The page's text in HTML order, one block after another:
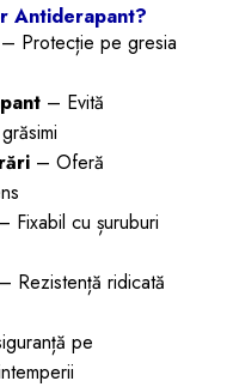
Antiderapant?
– Protecție pe gresia
– Evită
– Oferă
Fixabil cu șuruburi
– Rezistență ridicată
pe